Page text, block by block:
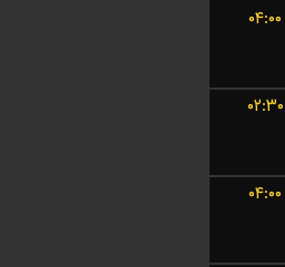
۰۴:۰۰
۰۲:۳۰
۰۴:۰۰